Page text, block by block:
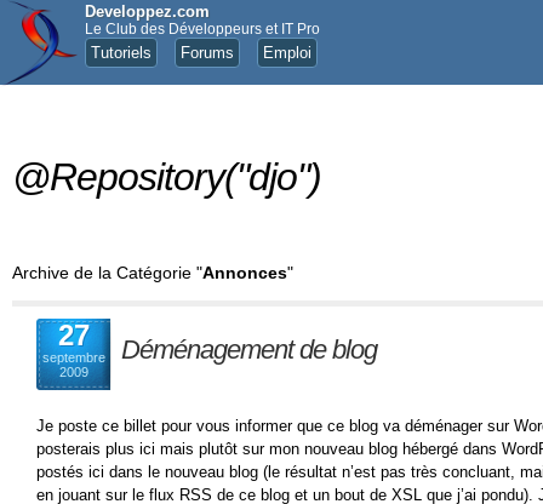
Developpez.com
Le Club des Développeurs et IT Pro
Tutoriels Forums Emploi
@Repository("djo")
Archive de la Catégorie "Annonces"
27
septembre
2009
Déménagement de blog
Je poste ce billet pour vous informer que ce blog va déménager sur
posterais plus ici mais plutôt sur mon nouveau blog hébergé dans
postés ici dans le nouveau blog (le résultat n’est pas très concluant,
en jouant sur le flux RSS de ce blog et un bout de XSL que j’ai pondu).